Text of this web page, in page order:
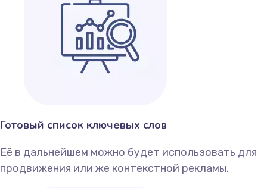
Готовый список ключевых слов
Её в дальнейшем можно будет использовать для
продвижения или же контекстной рекламы.